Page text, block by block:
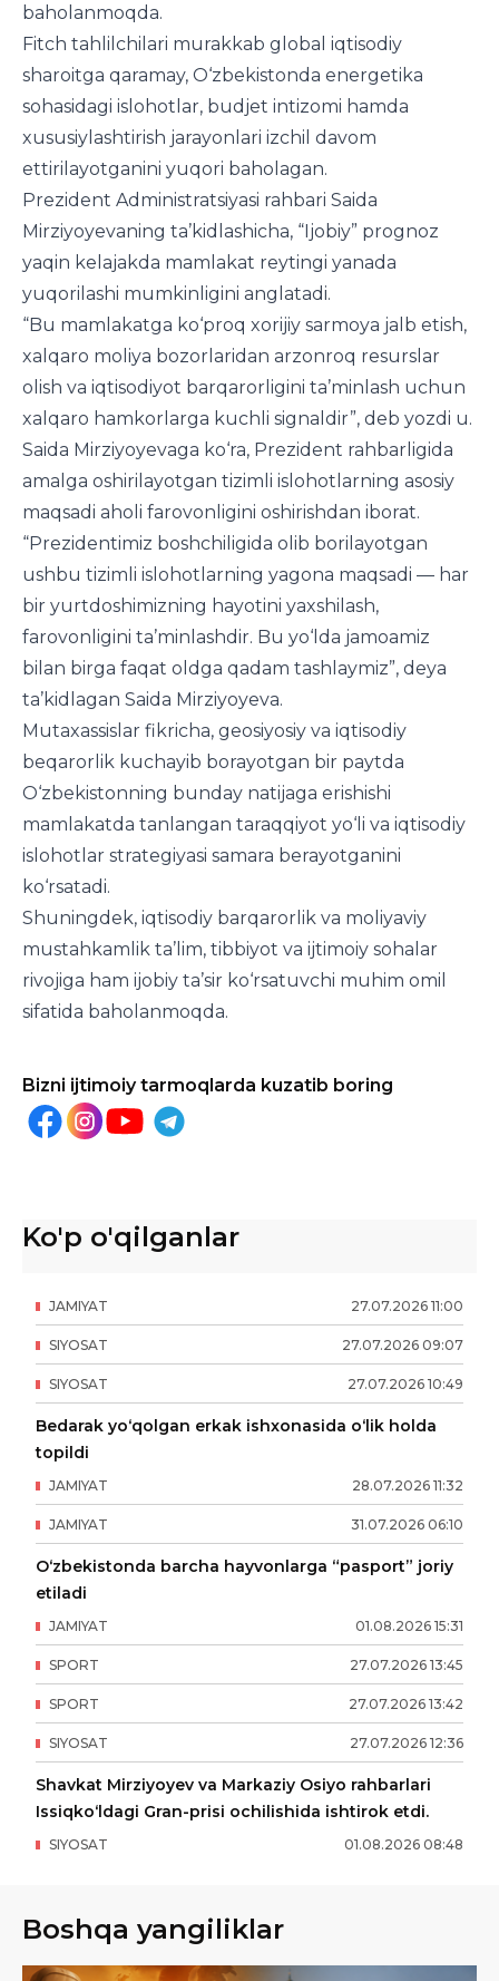
baholanmoqda.
Fitch tahlilchilari murakkab global iqtisodiy
sharoitga qaramay, O‘zbekistonda energetika
sohasidagi islohotlar, budjet intizomi hamda
xususiylashtirish jarayonlari izchil davom
ettirilayotganini yuqori baholagan.
Prezident Administratsiyasi rahbari Saida
Mirziyoyevaning ta’kidlashicha, “Ijobiy” prognoz
yaqin kelajakda mamlakat reytingi yanada
yuqorilashi mumkinligini anglatadi.
“Bu mamlakatga ko‘proq xorijiy sarmoya jalb etish,
xalqaro moliya bozorlaridan arzonroq resurslar
olish va iqtisodiyot barqarorligini ta’minlash uchun
xalqaro hamkorlarga kuchli signaldir”, deb yozdi u.
Saida Mirziyoyevaga ko‘ra, Prezident rahbarligida
amalga oshirilayotgan tizimli islohotlarning asosiy
maqsadi aholi farovonligini oshirishdan iborat.
“Prezidentimiz boshchiligida olib borilayotgan
ushbu tizimli islohotlarning yagona maqsadi — har
bir yurtdoshimizning hayotini yaxshilash,
farovonligini ta’minlashdir. Bu yo‘lda jamoamiz
bilan birga faqat oldga qadam tashlaymiz”, deya
ta’kidlagan Saida Mirziyoyeva.
Mutaxassislar fikricha, geosiyosiy va iqtisodiy
beqarorlik kuchayib borayotgan bir paytda
O‘zbekistonning bunday natijaga erishishi
mamlakatda tanlangan taraqqiyot yo‘li va iqtisodiy
islohotlar strategiyasi samara berayotganini
ko‘rsatadi.
Shuningdek, iqtisodiy barqarorlik va moliyaviy
mustahkamlik ta’lim, tibbiyot va ijtimoiy sohalar
rivojiga ham ijobiy ta’sir ko‘rsatuvchi muhim omil
sifatida baholanmoqda.
Bizni ijtimoiy tarmoqlarda kuzatib boring
Ko'p o'qilganlar
27.07.2026 11:00
JAMIYAT
27.07.2026 09:07
SIYOSAT
27.07.2026 10:49
SIYOSAT
Bedarak yo‘qolgan erkak ishxonasida o‘lik holda
topildi
28.07.2026 11:32
JAMIYAT
31.07.2026 06:10
JAMIYAT
O‘zbekistonda barcha hayvonlarga “pasport” joriy
etiladi
01.08.2026 15:31
JAMIYAT
27.07.2026 13:45
SPORT
27.07.2026 13:42
SPORT
27.07.2026 12:36
SIYOSAT
Shavkat Mirziyoyev va Markaziy Osiyo rahbarlari
Issiqko‘ldagi Gran-prisi ochilishida ishtirok etdi.
01.08.2026 08:48
SIYOSAT
Boshqa yangiliklar